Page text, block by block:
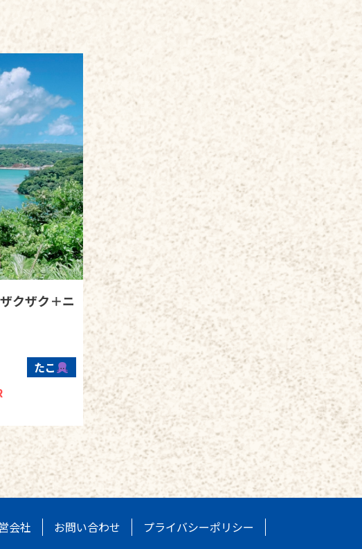
クザク＋ニ
たこ
会社 お問い合わせ プライバシーポリシー